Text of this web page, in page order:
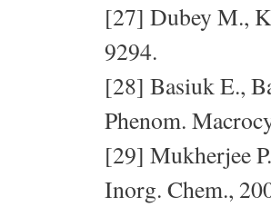
[27] Dubey M.,
9294.
[28] Basiuk E.,
Phenom.
[29] Mukherjee
Inorg. Chem.,